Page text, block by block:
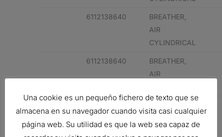
6112138640
BREATHER,
AIR
CYLINDRICAL
6112138640
BREATHER,
AIR
CYLINDRICAL
Una cookie es un pequeño fichero de texto que se
almacena en su navegador cuando visita casi cualquier
página web. Su utilidad es que la web sea capaz de